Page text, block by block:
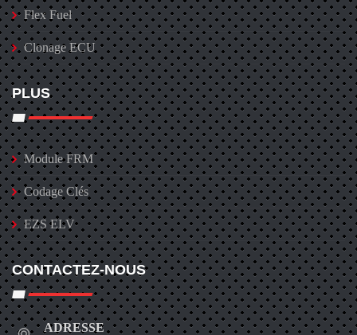
Flex Fuel
Clonage ECU
PLUS
Module FRM
Codage Clés
EZS ELV
CONTACTEZ-NOUS
ADRESSE